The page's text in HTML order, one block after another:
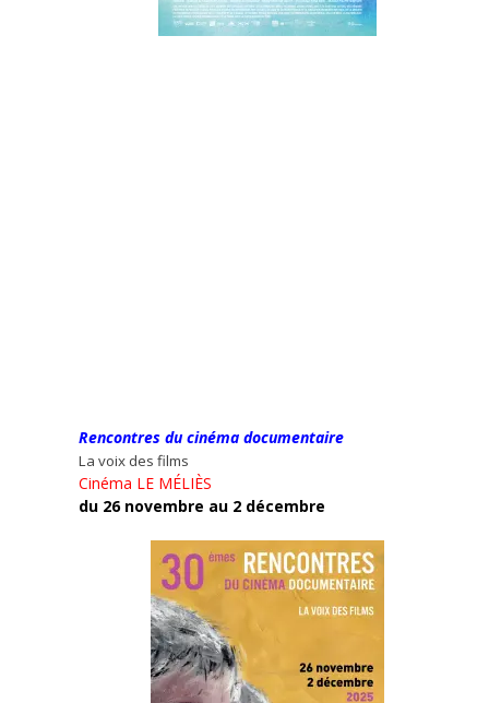
Rencontres du cinéma documentaire
La voix des films
Cinéma LE MÉLIÈS
du 26 novembre au 2 décembre